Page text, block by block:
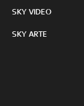
SKY VIDEO
SKY ARTE